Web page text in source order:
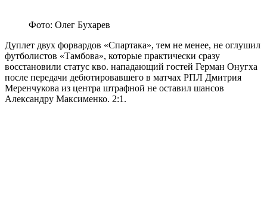
Фото: Олег Бухарев
Дуплет двух форвардов «Спартака», тем не менее, не оглушил
футболистов «Тамбова», которые практически сразу
восстановили статус кво. нападающий гостей Герман Онугха
после передачи дебютировавшего в матчах РПЛ Дмитрия
Меренчукова из центра штрафной не оставил шансов
Александру Максименко. 2:1.